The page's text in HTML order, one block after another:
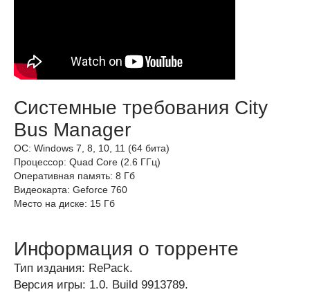
Системные требования City
Bus Manager
ОС: Windows 7, 8, 10, 11 (64 бита)
Процессор: Quad Core (2.6 ГГц)
Оперативная память: 8 Гб
Видеокарта: Geforce 760
Место на диске: 15 Гб
Информация о торренте
Тип издания: RePack.
Версия игры: 1.0. Build 9913789.